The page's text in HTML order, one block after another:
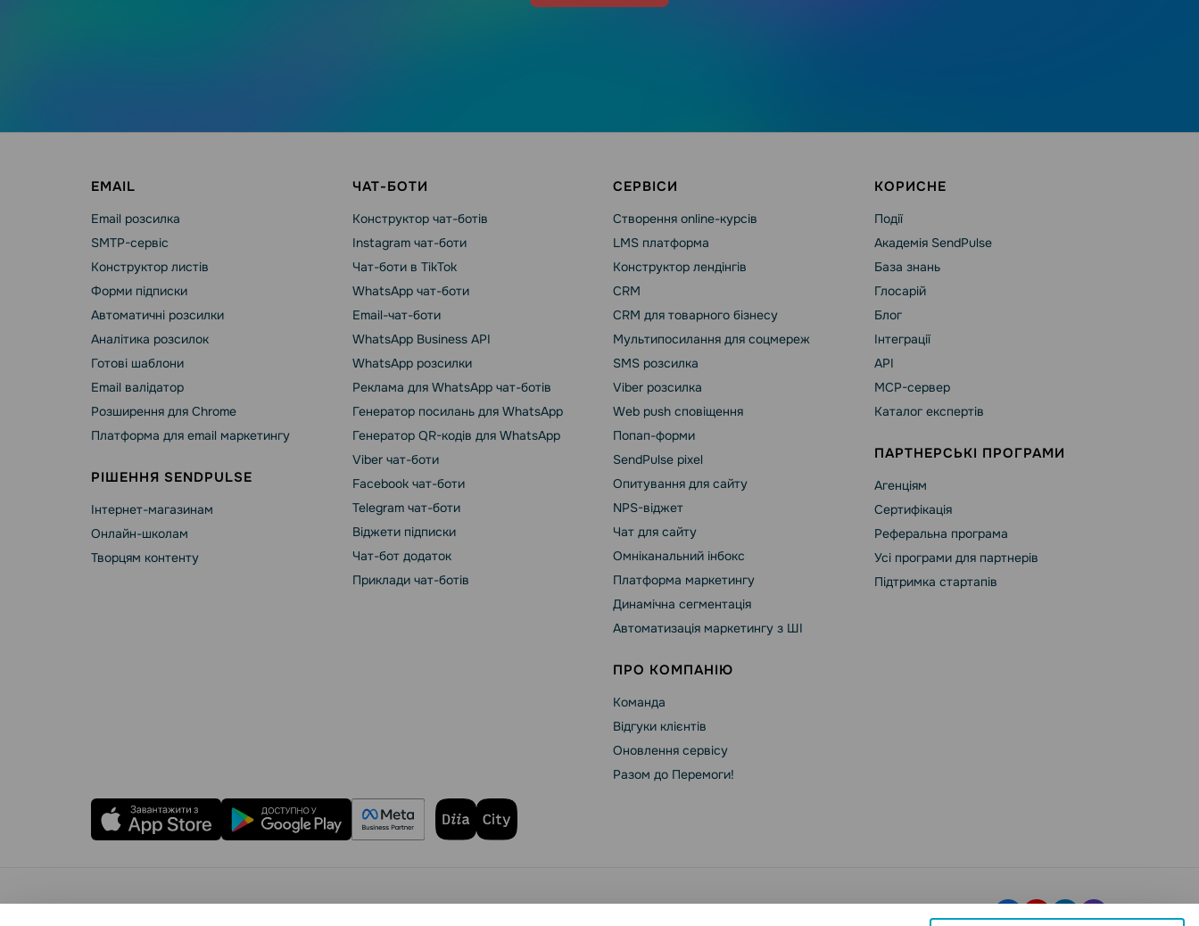
EMAIL
Email розсилка
SMTP-сервіс
Конструктор листів
Форми підписки
Автоматичні розсилки
Аналітика розсилок
Готові шаблони
Email валідатор
Розширення для Chrome
Платформа для email маркетингу
РІШЕННЯ SENDPULSE
Інтернет-магазинам
Онлайн-школам
Творцям контенту
ЧАТ-БОТИ
Конструктор чат-ботів
Instagram чат-боти
Чат-боти в TikTok
WhatsApp чат-боти
Email-чат-боти
WhatsApp Business API
WhatsApp розсилки
Реклама для WhatsApp чат-ботів
Генератор посилань для WhatsApp
Генератор QR-кодів для WhatsApp
Viber чат-боти
Facebook чат-боти
Telegram чат-боти
Віджети підписки
Чат-бот додаток
Приклади чат-ботів
СЕРВІСИ
Створення online-курсів
LMS платформа
Конструктор лендінгів
CRM
CRM для товарного бізнесу
Мультипосилання для соцмереж
SMS розсилка
Viber розсилка
Web push сповіщення
Попап-форми
SendPulse pixel
Опитування для сайту
NPS-віджет
Чат для сайту
Омніканальний інбокс
Платформа маркетингу
Динамічна сегментація
Автоматизація маркетингу з ШІ
ПРО КОМПАНІЮ
Команда
Відгуки клієнтів
Оновлення сервісу
Разом до Перемоги!
КОРИСНЕ
Події
Академія SendPulse
База знань
Глосарій
Блог
Інтеграції
API
MCP-сервер
Каталог експертів
ПАРТНЕРСЬКІ ПРОГРАМИ
Агенціям
Сертифікація
Реферальна програма
Усі програми для партнерів
Підтримка стартапів